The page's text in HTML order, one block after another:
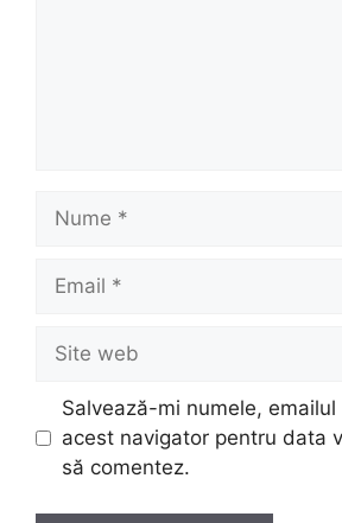
Nume
Email
Site
web
Salvează-mi numele,
acest navigator pentru data
să comentez.